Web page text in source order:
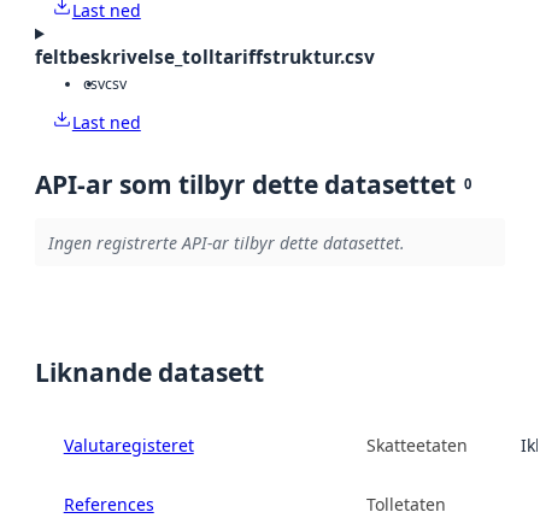
Last ned
feltbeskrivelse_tolltariffstruktur.csv
csvcsv
Last ned
API-ar som tilbyr dette datasettet 0
Ingen registrerte API-ar tilbyr dette datasettet.
Liknande datasett
Valutaregisteret Skatteetaten
References Tolletaten